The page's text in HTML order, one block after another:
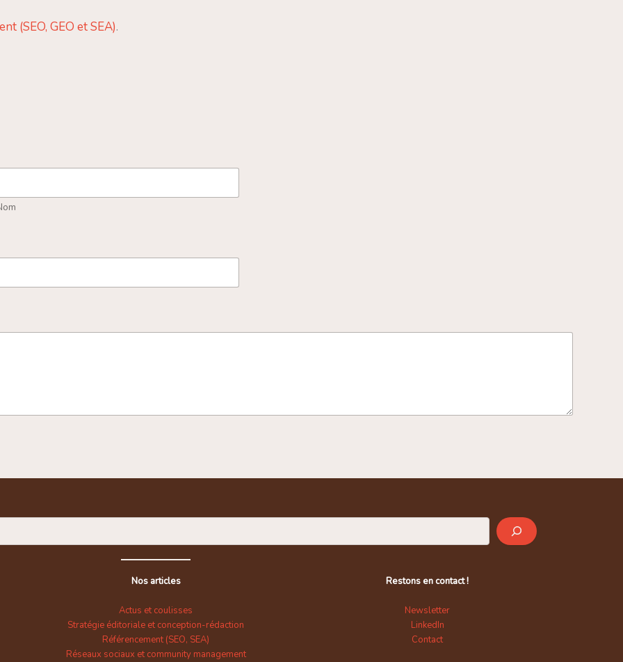
(SEO, GEO et SEA).
Nos articles
Actus et coulisses
Stratégie éditoriale et conception-rédaction
Référencement (SEO, SEA)
Réseaux sociaux et community management
Restons en contact !
Newsletter
LinkedIn
Contact